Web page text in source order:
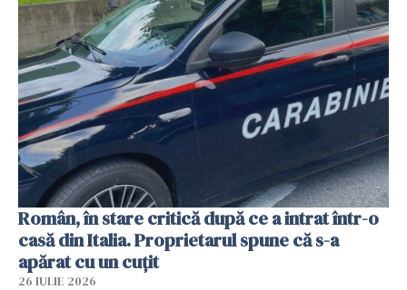
Român, în stare critică după ce a intrat într-o
casă din Italia. Proprietarul spune că s-a
apărat cu un cuțit
26 IULIE 2026